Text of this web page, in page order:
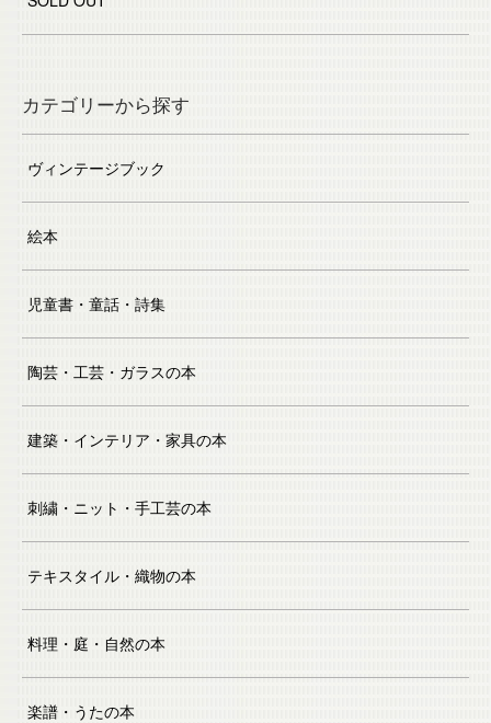
カテゴリーから探す
ヴィンテージブック
絵本
児童書・童話・詩集
陶芸・工芸・ガラスの本
建築・インテリア・家具の本
刺繍・ニット・手工芸の本
テキスタイル・織物の本
料理・庭・自然の本
楽譜・うたの本